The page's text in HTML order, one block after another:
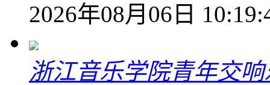
2026年08月06日
浙江音乐学院青年交